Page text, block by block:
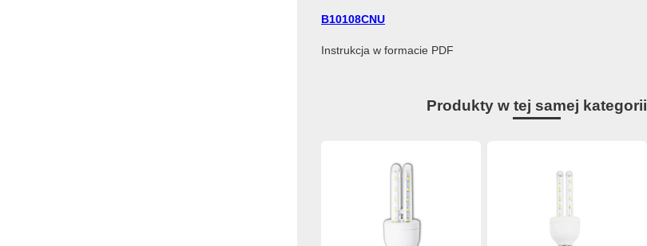
B10108CNU
Instrukcja w formacie PDF
Produkty w tej samej kategorii